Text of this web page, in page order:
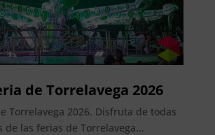
de Torrelavega 2026
Torrelavega 2026. Disfruta de todas
de las ferias de Torrelavega...